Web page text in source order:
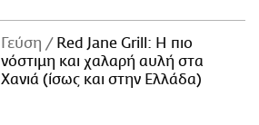
Γεύση
Red Jane Grill: Η πιο
νόστιμη και χαλαρή αυλή στα
Χανιά (ίσως και στην Ελλάδα)